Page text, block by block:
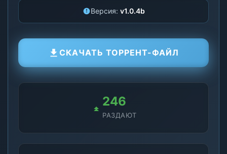
Версия: v1.0.4b
СКАЧАТЬ ТОРРЕНТ-ФАЙЛ
254
РАЗДАЮТ